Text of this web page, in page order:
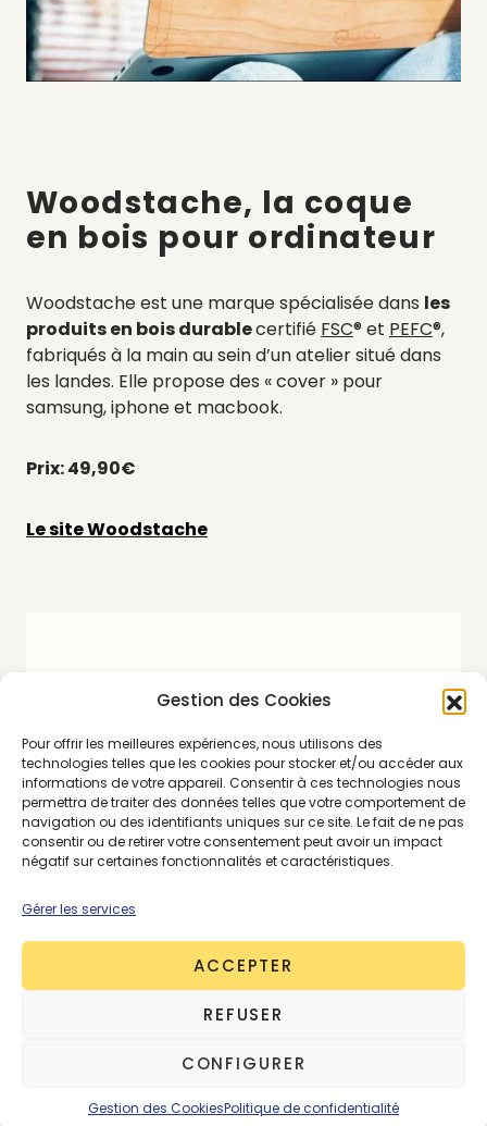
Gestion des Cookies
Pour offrir les meilleures expériences, nous utilisons des
technologies telles que les cookies pour stocker et/ou accéder aux
informations de votre appareil. Consentir à ces technologies nous
permettra de traiter des données telles que votre comportement de
navigation ou des identifiants uniques sur ce site. Le fait de ne pas
consentir ou de retirer votre consentement peut avoir un impact
négatif sur certaines fonctionnalités et caractéristiques.
Gérer les services
ACCEPTER
REFUSER
CONFIGURER
Gestion des CookiesPolitique de confidentialité
Woodstache, la coque
en bois pour ordinateur
Woodstache est une marque spécialisée dans les
produits en bois durablecertifié FSC® et PEFC®,
fabriqués à la main au sein d’un atelier situé dans
les landes. Elle propose des « cover » pour
samsung, iphone et macbook.
Prix: 49,90€
Le site Woodstache
Fairytale.eco, la housse
d’ordinateur en velour
upcyclé